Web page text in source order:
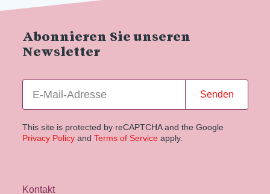
Abonnieren Sie unseren
Newsletter
Senden
This site is protected by reCAPTCHA and the Google
Privacy Policyand Terms of Service apply.
Kontakt